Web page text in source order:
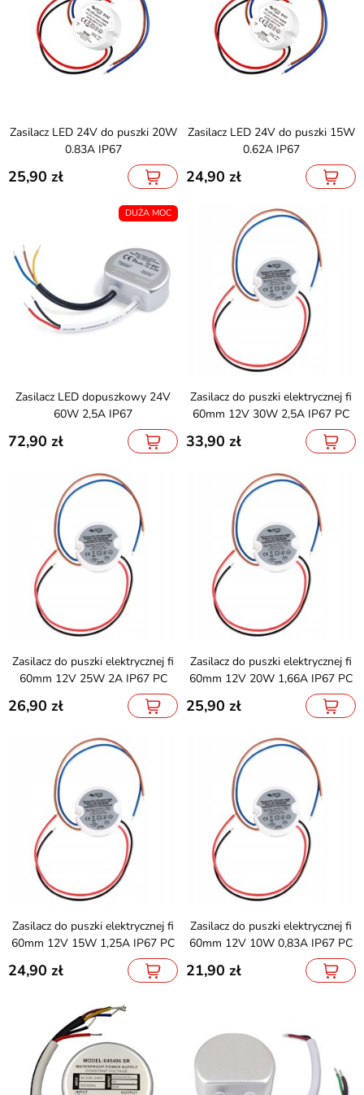
Zasilacz LED 24V do puszki 20W
0.83A IP67
25,90
Zasilacz LED 24V do puszki 15W
0.62A IP67
24,90
DUŻA MOC
Zasilacz LED dopuszkowy 24V
60W 2,5A IP67
72,90
Zasilacz do puszki elektrycznej fi
60mm 12V 30W 2,5A IP67 PC
33,90
Zasilacz do puszki elektrycznej fi
60mm 12V 25W 2A IP67 PC
26,90
Zasilacz do puszki elektrycznej fi
60mm 12V 20W 1,66A IP67 PC
25,90
Zasilacz do puszki elektrycznej fi
60mm 12V 15W 1,25A IP67 PC
24,90
Zasilacz do puszki elektrycznej fi
60mm 12V 10W 0,83A IP67 PC
21,90